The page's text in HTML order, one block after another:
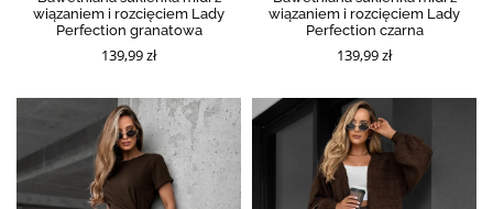
wiązaniem i rozcięciem Lady
Perfection granatowa
139,99 zł
wiązaniem i rozcięciem Lady
Perfection czarna
139,99 zł